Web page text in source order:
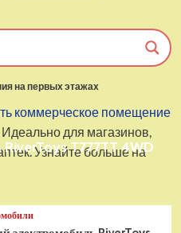
на первых этажах
коммерческое помещение
для магазинов,
Узнайте больше на
T777TT 4WD